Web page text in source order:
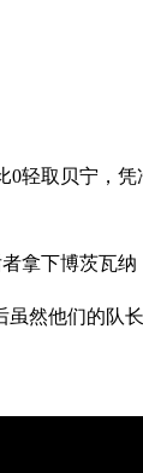
0轻取贝宁
拿下博茨瓦
然他们的